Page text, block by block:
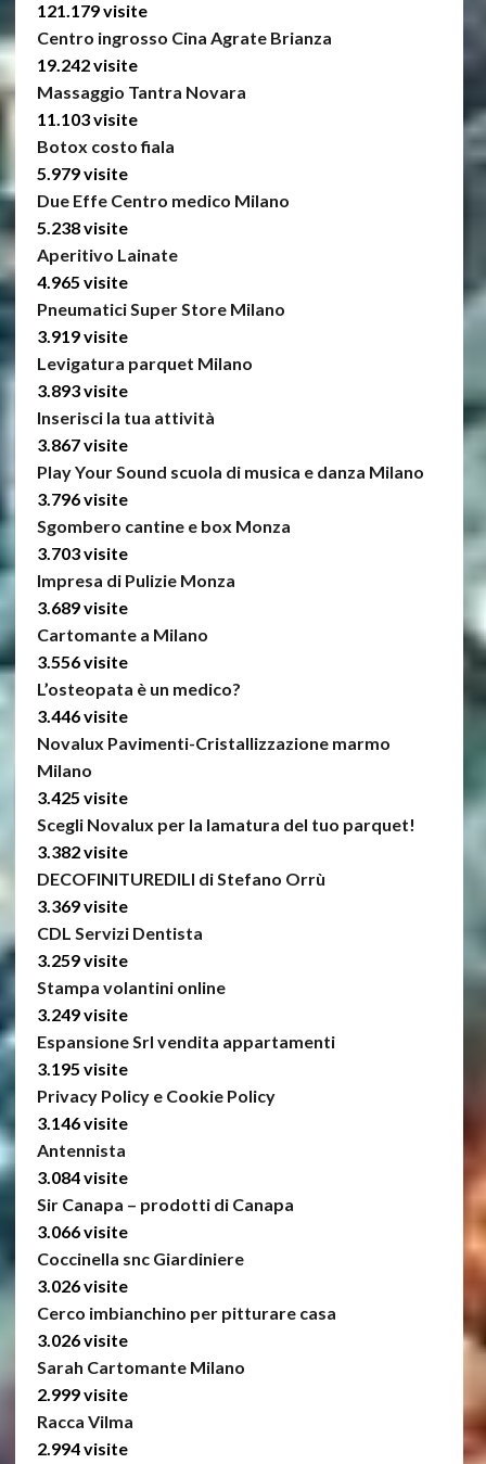
121.179 visite
Centro ingrosso Cina Agrate Brianza
19.242 visite
Massaggio Tantra Novara
11.103 visite
Botox costo fiala
5.979 visite
Due Effe Centro medico Milano
5.238 visite
Aperitivo Lainate
4.965 visite
Pneumatici Super Store Milano
3.919 visite
Levigatura parquet Milano
3.893 visite
Inserisci la tua attività
3.867 visite
Play Your Sound scuola di musica e danza Milano
3.796 visite
Sgombero cantine e box Monza
3.703 visite
Impresa di Pulizie Monza
3.689 visite
Cartomante a Milano
3.556 visite
L’osteopata è un medico?
3.446 visite
Novalux Pavimenti-Cristallizzazione marmo
Milano
3.425 visite
Scegli Novalux per la lamatura del tuo parquet!
3.382 visite
DECOFINITUREDILI di Stefano Orrù
3.369 visite
CDL Servizi Dentista
3.259 visite
Stampa volantini online
3.249 visite
Espansione Srl vendita appartamenti
3.195 visite
Privacy Policy e Cookie Policy
3.146 visite
Antennista
3.084 visite
Sir Canapa – prodotti di Canapa
3.066 visite
Coccinella snc Giardiniere
3.026 visite
Cerco imbianchino per pitturare casa
3.026 visite
Sarah Cartomante Milano
2.999 visite
Racca Vilma
2.994 visite